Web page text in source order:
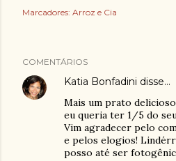
Marcadores: Arroz e Cia
COMENTÁRIOS
Katia Bonfadini disse…
Mais um prato
eu queria ter 1/5 do
Vim agradecer pelo
e pelos elogios!
posso até ser